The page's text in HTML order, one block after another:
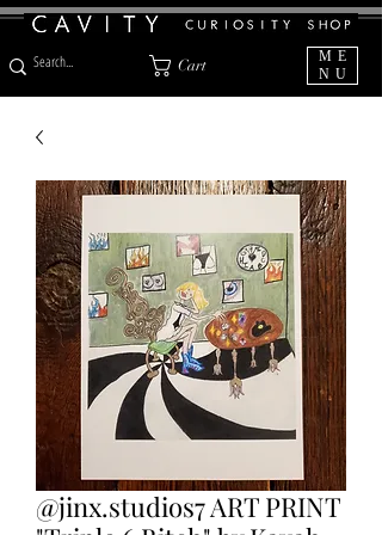
Cart
ME
NU
@jinx.studios7 ART PRINT